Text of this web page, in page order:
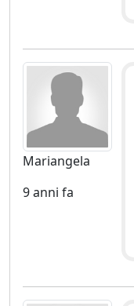
Mariangela
9 anni fa